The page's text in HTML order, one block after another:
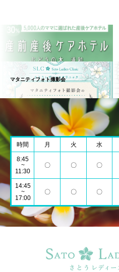
マタニティフォト撮影会
時間 月 火 水
8:45
~
11:30
〇 〇 〇
14:45
~
17:00
〇 〇 〇